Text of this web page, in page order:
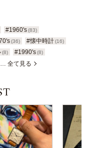
#1960's (83)
(36) #懐中時計 (16)
(8) #1990's (8)
… 全て見る